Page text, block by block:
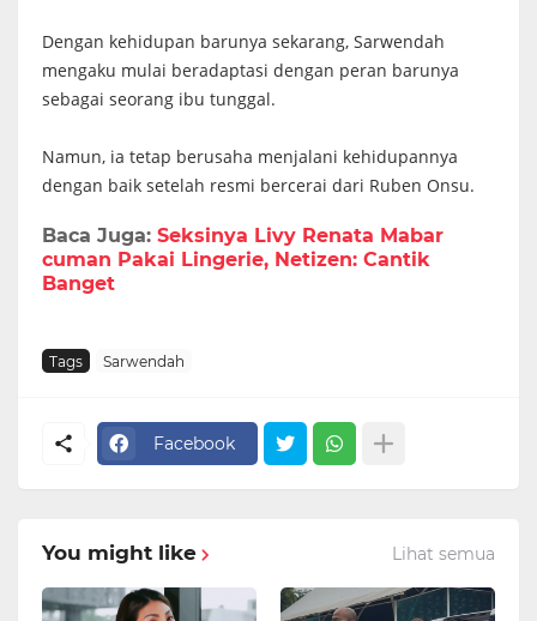
Dengan kehidupan barunya sekarang, Sarwendah
mengaku mulai beradaptasi dengan peran barunya
sebagai seorang ibu tunggal.
Namun, ia tetap berusaha menjalani kehidupannya
dengan baik setelah resmi bercerai dari Ruben Onsu.
Baca Juga: Seksinya Livy Renata Mabar
cuman Pakai Lingerie, Netizen: Cantik
Banget
Tags Sarwendah
Facebook
You might like Lihat semua